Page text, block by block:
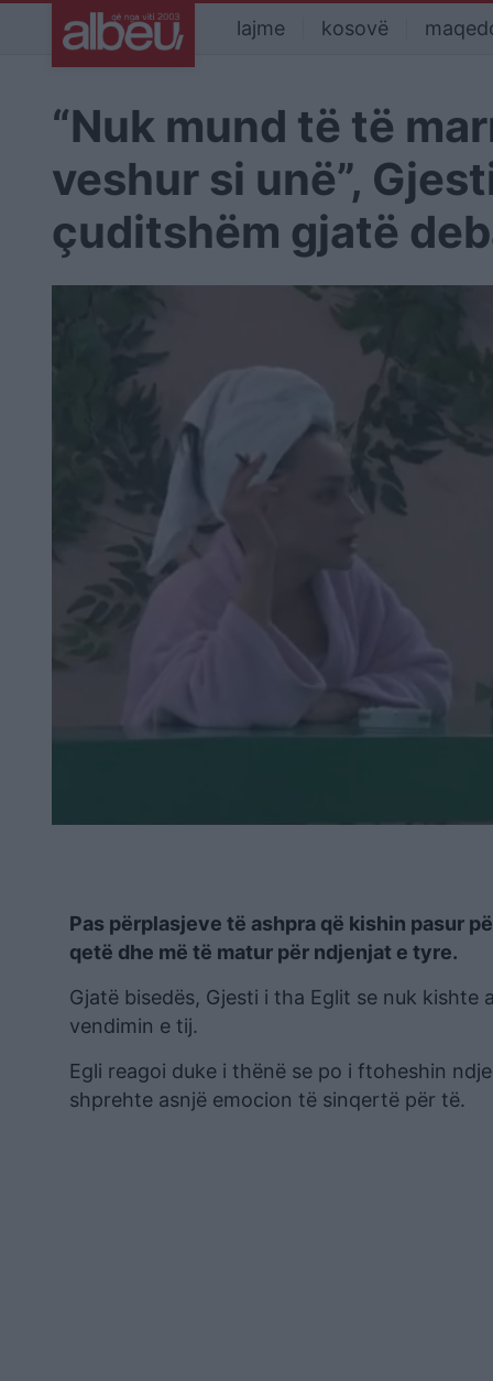
lajme kosovë
“Nuk mund të të
veshur si unë”,
çuditshëm gjatë
Pas përplasjeve të ashpra që kishin pasur
qetë dhe më të matur për ndjenjat e tyre.
Gjatë bisedës, Gjesti i tha Eglit se nuk
vendimin e tij.
Egli reagoi duke i thënë se po i ftoheshin
shprehte asnjë emocion të sinqertë për të.